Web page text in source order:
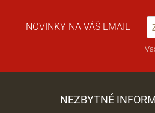
NOVINKY NA VÁŠ EMAIL
NEZBYTNÉ